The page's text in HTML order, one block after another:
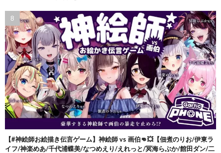
【#神絵師お絵描き伝言ゲーム】神絵師 vs 画伯👊💥【佃煮のりお/伊東ラ
イフ/神楽めあ/千代浦蝶美/なつめえり/えれっと/冥海らぶか/館田ダン/二